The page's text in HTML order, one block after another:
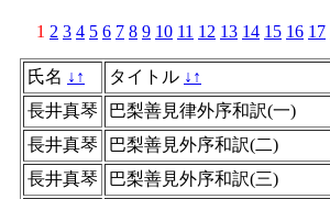
1 2 3 4 5 6 7 8 9 10 11 12 13 14 15 16 17
氏名 ↓ ↑ タイトル ↓ ↑
長井真琴
巴梨善見律外序和訳(一)
長井真琴
巴梨善見外序和訳(二)
長井真琴
巴梨善見外序和訳(三)